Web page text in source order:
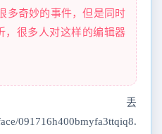
多奇妙的事件，但是同时
，很多人对这样的编辑器
丢
091716h400bmyfa3ttqiq8.